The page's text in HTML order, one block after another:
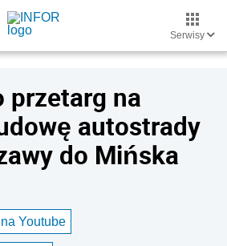
Serwisy
przetarg na
autostrady
do Mińska
Youtube